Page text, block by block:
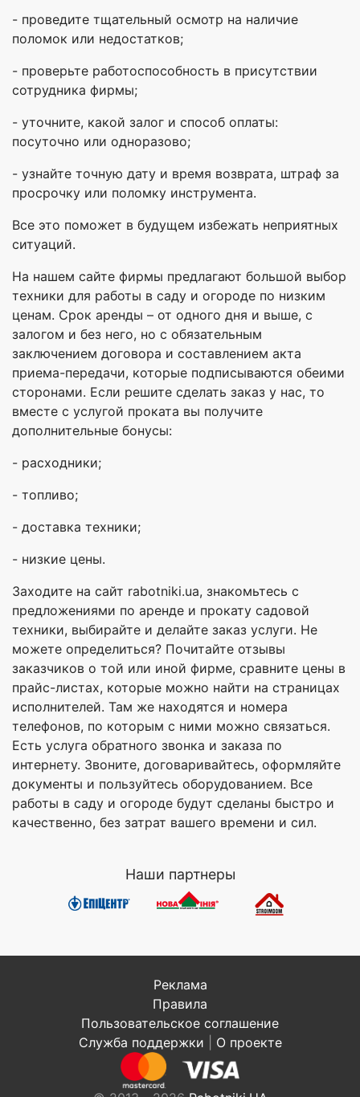
- проведите тщательный осмотр на наличие
поломок или недостатков;
- проверьте работоспособность в присутствии
сотрудника фирмы;
- уточните, какой залог и способ оплаты:
посуточно или одноразово;
- узнайте точную дату и время возврата, штраф за
просрочку или поломку инструмента.
Все это поможет в будущем избежать неприятных
ситуаций.
На нашем сайте фирмы предлагают большой выбор
техники для работы в саду и огороде по низким
ценам. Срок аренды – от одного дня и выше, с
залогом и без него, но с обязательным
заключением договора и составлением акта
приема-передачи, которые подписываются обеими
сторонами. Если решите сделать заказ у нас, то
вместе с услугой проката вы получите
дополнительные бонусы:
- расходники;
- топливо;
- доставка техники;
- низкие цены.
Заходите на сайт rabotniki.ua, знакомьтесь с
предложениями по аренде и прокату садовой
техники, выбирайте и делайте заказ услуги. Не
можете определиться? Почитайте отзывы
заказчиков о той или иной фирме, сравните цены в
прайс-листах, которые можно найти на страницах
исполнителей. Там же находятся и номера
телефонов, по которым с ними можно связаться.
Есть услуга обратного звонка и заказа по
интернету. Звоните, договаривайтесь, оформляйте
документы и пользуйтесь оборудованием. Все
работы в саду и огороде будут сделаны быстро и
качественно, без затрат вашего времени и сил.
Наши партнеры
Реклама
Правила
Пользовательское соглашение
Служба поддержки
О проекте